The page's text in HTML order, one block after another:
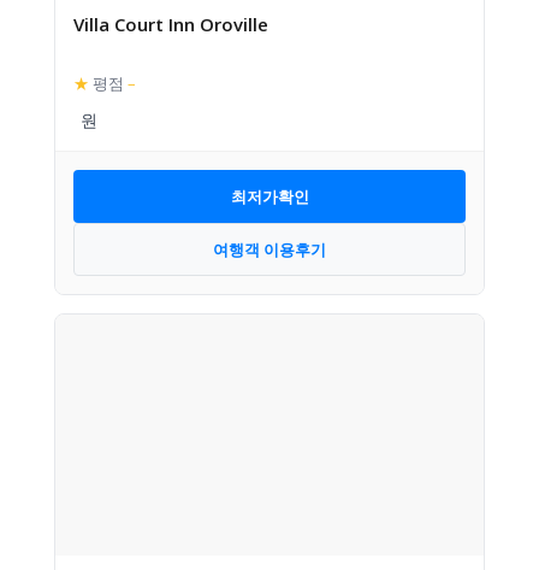
Villa Court Inn Oroville
★ 평점 –
최저가확인
여행객 이용후기